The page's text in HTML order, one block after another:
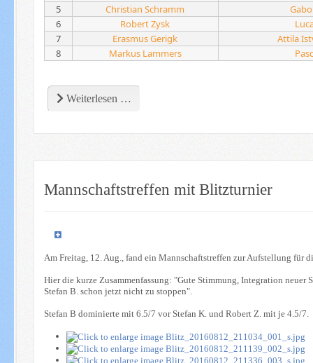
5
Christian Schramm
6
Robert Zysk
7
Erasmus Gerigk
Attila
8
Markus Lammers
Weiterlesen …
Mannschaftstreffen mit Blitzturnier
Am Freitag, 12. Aug., fand ein Mannschaftstreffen zur Aufstellung für
Hier die kurze Zusammenfassung: "Gute Stimmung, Integration neuer
Stefan B. schon jetzt nicht zu stoppen".
Stefan B dominierte mit 6.5/7 vor Stefan K. und Robert Z. mit je 4.5/7.